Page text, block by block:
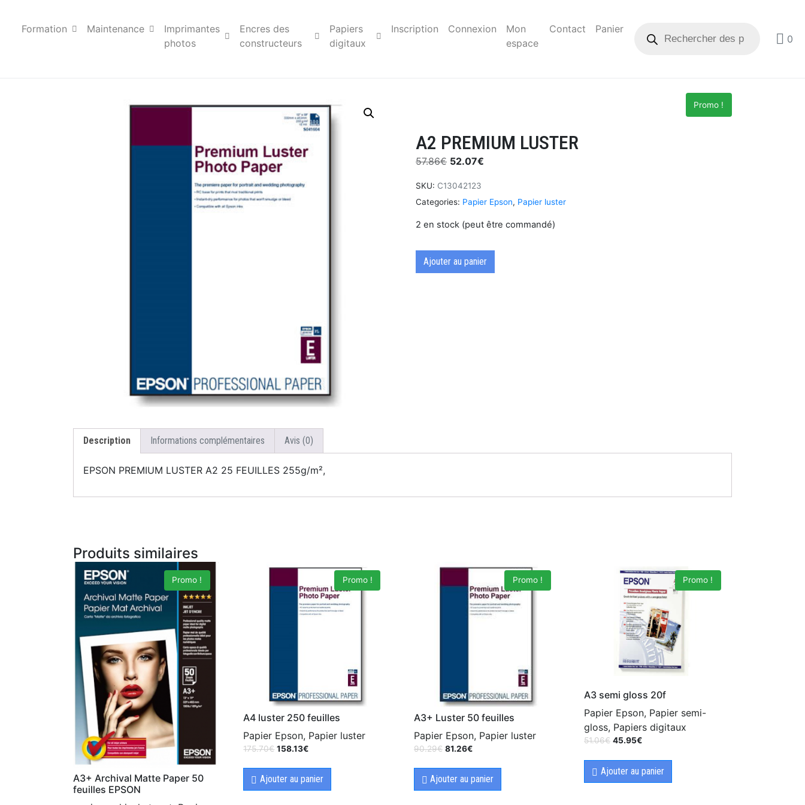
Formation Maintenance
Imprimantes
photos
Encres des
constructeurs
Papiers
digitaux
Inscription Connexion
Mon
espace
Contact
Panier
0
Promo !
A2 PREMIUM LUSTER
57.86€ 52.07€
SKU: C13042123
Categories: Papier Epson, Papier luster
2 en stock (peut être commandé)
Ajouter au panier
Description Informations complémentaires Avis (0)
EPSON PREMIUM LUSTER A2 25 FEUILLES 255g/m²,
Produits similaires
Promo !
A3+ Archival Matte Paper 50
feuilles EPSON
Promo !
A4 luster 250 feuilles
Papier Epson, Papier luster
175.70€ 158.13€
Ajouter au panier
Promo !
A3+ Luster 50 feuilles
Papier Epson, Papier luster
90.29€ 81.26€
Ajouter au panier
Promo !
A3 semi gloss 20f
Papier Epson, Papier semi-
gloss, Papiers digitaux
51.06€ 45.95€
Ajouter au panier